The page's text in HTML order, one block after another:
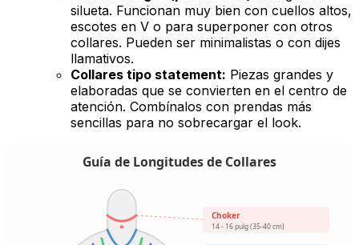
silueta. Funcionan muy bien con cuellos altos,
escotes en V o para superponer con otros
collares. Pueden ser minimalistas o con dijes
llamativos.
Collares tipo statement: Piezas grandes y
elaboradas que se convierten en el centro de
atención. Combínalos con prendas más
sencillas para no sobrecargar el look.
Guía de Longitudes de Collares
Choker
14 - 16 pulg (35-40 cm)